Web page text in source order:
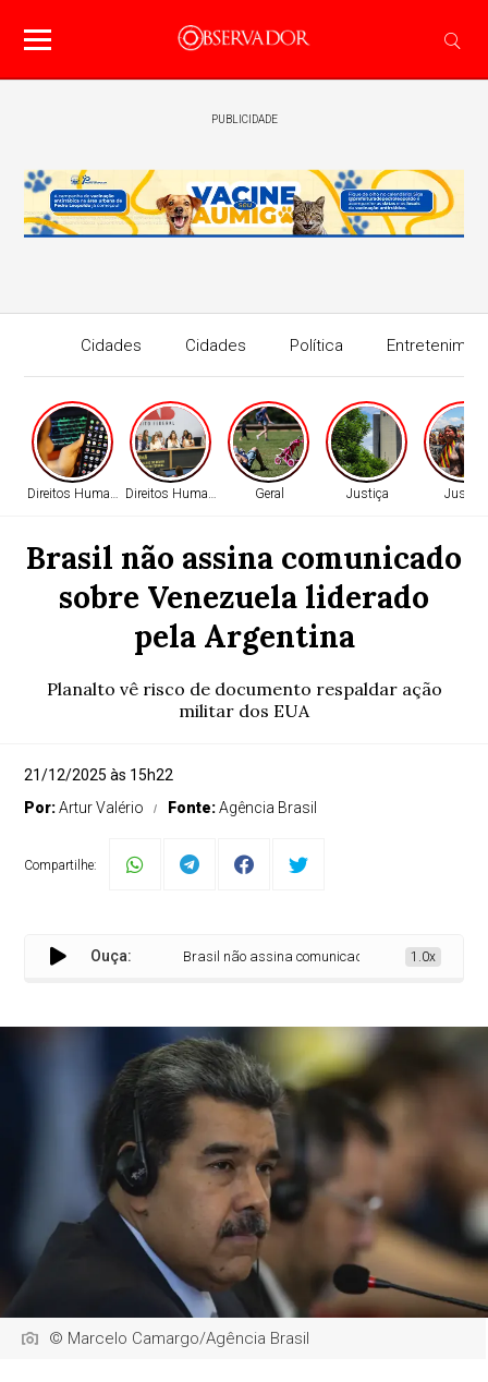
PUBLICIDADE
Cidades Cidades Política
Direitos HumanosDireitos Humanos Geral Justiça Justiça
Brasil não assina comunicado
sobre Venezuela liderado
pela Argentina
Planalto vê risco de documento respaldar ação
militar dos EUA
21/12/2025 às 15h22
Por:Artur Valério Fonte:Agência Brasil
Compartilhe:
Ouça: Brasil não assina comunicado sobre Venezuela
1.0x
© Marcelo Camargo/Agência Brasil